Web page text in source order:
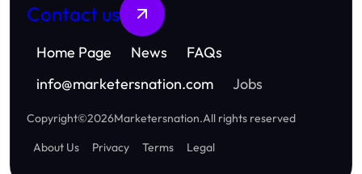
Contact us
Home Page News
FAQs
info@marketersnation.com Jobs
Copyright©2026Marketersnation.All rights reserved
About Us
Privacy Terms Legal